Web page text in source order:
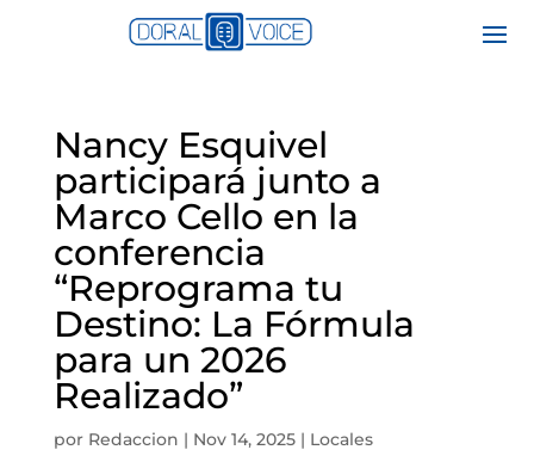
Nancy Esquivel
participará junto a
Marco Cello en la
conferencia
“Reprograma tu
Destino: La Fórmula
para un 2026
Realizado”
por Redaccion | Nov 14, 2025| Locales